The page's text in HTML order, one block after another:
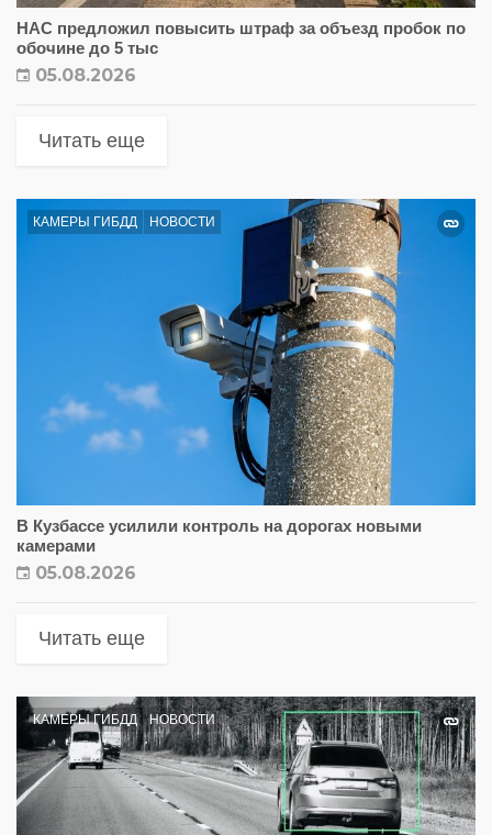
НАС предложил повысить штраф за объезд пробок по
обочине до 5 тыс
05.08.2026
Читать еще
КАМЕРЫ ГИБДД НОВОСТИ
В Кузбассе усилили контроль на дорогах новыми
камерами
05.08.2026
Читать еще
КАМЕРЫ ГИБДД НОВОСТИ